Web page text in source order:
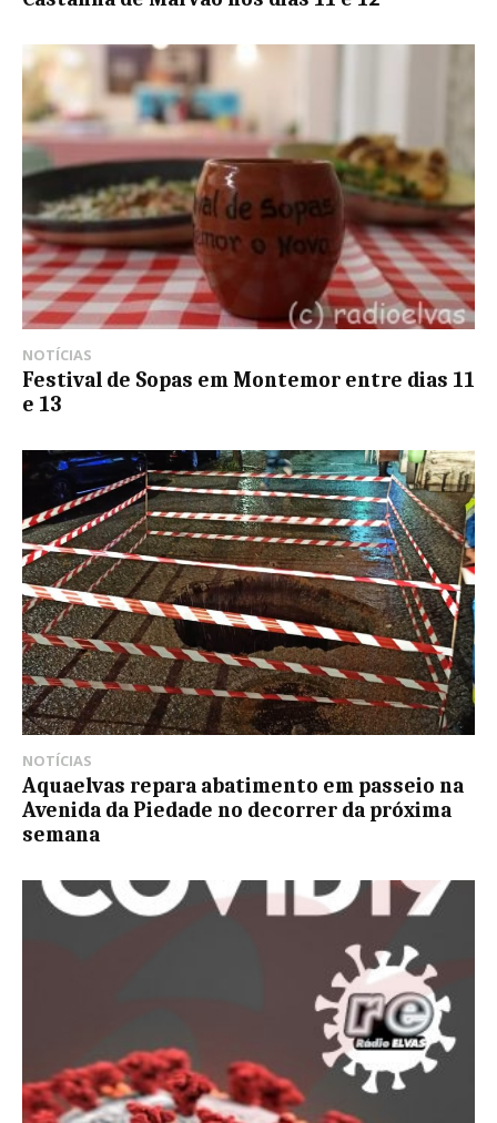
NOTÍCIAS
Festival de Sopas em Montemor entre dias 11
e 13
NOTÍCIAS
Aquaelvas repara abatimento em passeio na
Avenida da Piedade no decorrer da próxima
semana